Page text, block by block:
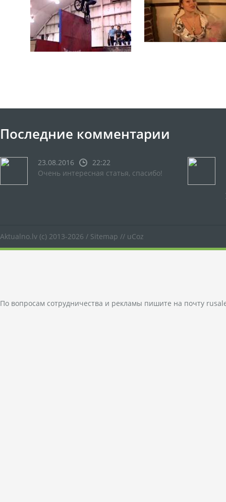
Последние комментарии
23.08.2016
22:22
Очень интересная статья, спасибо!
Aktualno.lv (c) 2013-2026 / Sitemap // uCoz
По вопросам сотрудничества и рекламы пишите на почту